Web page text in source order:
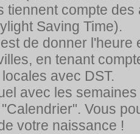
tiennent compte
Saving Time).
de donner
en tenant
avec DST.
avec les
Vous
votre naissance !